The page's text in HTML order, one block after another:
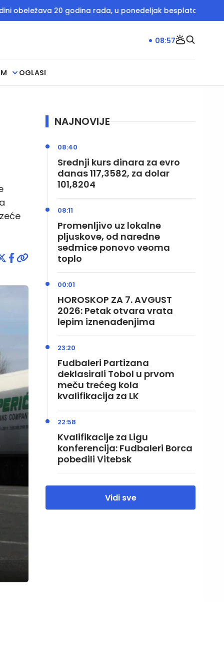
20 godina rada, u ponedeljak besplatan ulaz
OGLASI
08:57
NAJNOVIJE
Srednji kurs dinara za evro
danas 117,3582, za dolar
101,8204
08:40
Promenljivo uz lokalne
pljuskove, od naredne
sedmice ponovo veoma
toplo
08:11
HOROSKOP ZA 7. AVGUST
2026: Petak otvara vrata
lepim iznenađenjima
00:01
Fudbaleri Partizana
deklasirali Tobol u prvom
meču trećeg kola
kvalifikacija za LK
23:20
Kvalifikacije za Ligu
konferencija: Fudbaleri Borca
pobedili Vitebsk
22:58
Vidi sve